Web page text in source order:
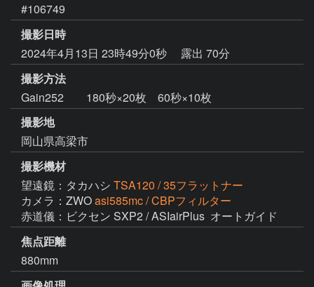
#106749
撮影日時
2024年4月13日 23時49分0秒
露出 70分
撮影方法
Gain252 180秒×20枚 60秒×10枚
撮影地
岡山県高梁市
撮影機材
望遠鏡：タカハシ TSA120 / 35フラットナー
カメラ：ZWOasi585mc / CBPフィルター
赤道儀：ビクセン SXP2 / ASIairPlus  オートガイド
焦点距離
880mm